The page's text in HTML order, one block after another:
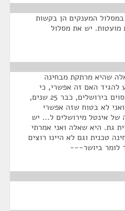
המענקים הן בקשות
יש את מסלול
שהיא מרתקת מבחינה
להגיד האם זה אפשרי, כי
מייצרים איזה משהו מאוד מסוים בירושלים, כבר 25 שנים,
לא בטוח שזה אפשרי
של אינטל מירושלים ל... יש
גת. היא שאלה ואני אמרתי
טכנית וגם לא היינו רוצים
לומר ביושר---